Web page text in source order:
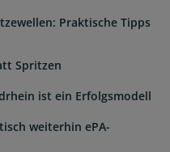
Praktische Tipps
Spritzen
ist ein Erfolgsmodell
weiterhin ePA-